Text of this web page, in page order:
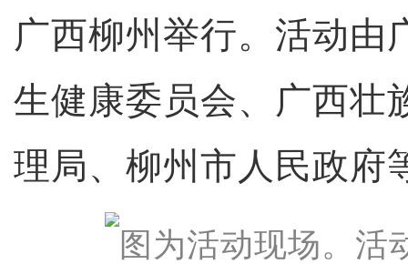
广西柳州举行。活动由
生健康委员会、广西壮
理局、柳州市人民政府